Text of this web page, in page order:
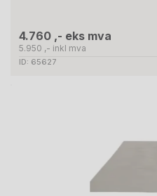
4.760 ,- eks mva
5.950 ,- inkl mva
ID: 65627